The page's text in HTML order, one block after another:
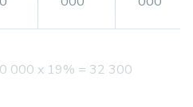
000 x 19% = 32 300